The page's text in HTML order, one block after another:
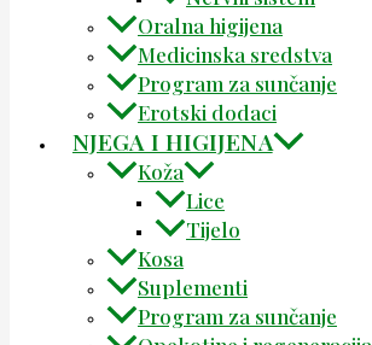
Oralna higijena
Medicinska sredstva
Program za sunčanje
Erotski dodaci
NJEGA I HIGIJENA
Koža
Lice
Tijelo
Kosa
Suplementi
Program za sunčanje